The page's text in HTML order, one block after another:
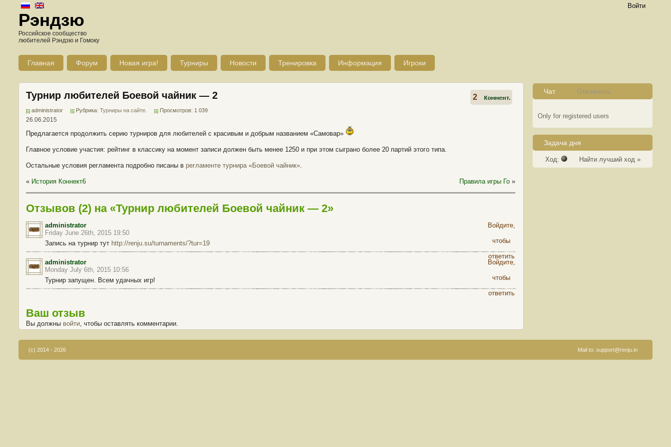
Войти
Рэндзю
Российское сообщество
любителей Рэндзю и Гомоку
Главная Форум Новая игра! Турниры Новости Тренировка Информация Игроки
Турнир любителей Боевой чайник — 2
administrator Рубрика: Турниры на сайте Просмотров: 1 039
26.06.2015
2
Предлагается продолжить серию турниров для любителей с красивым и добрым названием «Самовар»
Главное условие участия: рейтинг в классику на момент записи должен быть менее 1250 и при этом сыграно более 20 партий этого типа.
Остальные условия регламента подробно писаны в регламенте турнира «Боевой чайник».
« История Коннект6 Правила игры Го »
Отзывов (2) на «Турнир любителей Боевой чайник — 2»
administrator
Friday June 26th, 2015 19:50
Войдите,
чтобы
ответить
Запись на турнир тут http://renju.su/turnaments/?tur=19
administrator
Monday July 6th, 2015 10:56
Войдите,
чтобы
ответить
Турнир запущен. Всем удачных игр!
Ваш отзыв
Вы должны войти, чтобы оставлять комментарии.
Чат Отключить
Only for registered users
Задача дня
Ход: Найти лучший ход »
(c) 2014 - 2026 Mail to: support@renju.in